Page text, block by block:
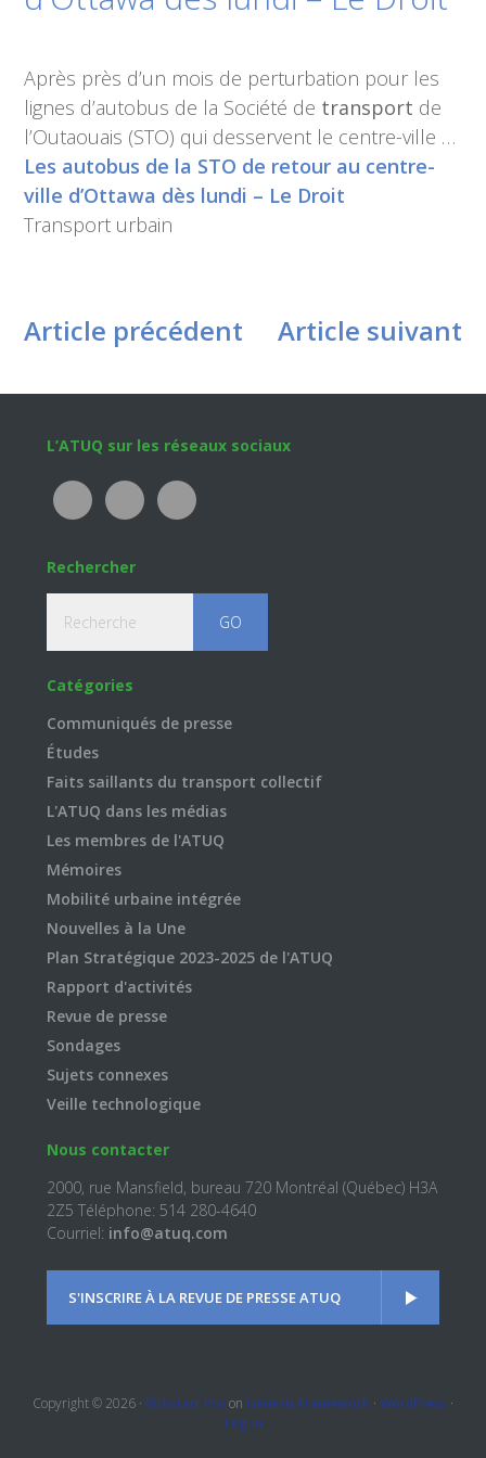
Après près d’un mois de perturbation pour les
lignes d’autobus de la Société de transport de
l’Outaouais (STO) qui desservent le centre-ville …
Les autobus de la STO de retour au centre-
ville d’Ottawa dès lundi – Le Droit
Transport urbain
Article précédent Article suivant
Footer
L’ATUQ sur les réseaux sociaux
Rechercher
Catégories
Communiqués de presse
Études
Faits saillants du transport collectif
L'ATUQ dans les médias
Les membres de l'ATUQ
Mémoires
Mobilité urbaine intégrée
Nouvelles à la Une
Plan Stratégique 2023-2025 de l'ATUQ
Rapport d'activités
Revue de presse
Sondages
Sujets connexes
Veille technologique
Nous contacter
2000, rue Mansfield, bureau 720 Montréal (Québec) H3A
2Z5 Téléphone: 514 280-4640
Courriel: info@atuq.com
S'INSCRIRE À LA REVUE DE PRESSE ATUQ
Copyright © 2026 · Kickstart Pro on Genesis Framework · WordPress ·
Log in